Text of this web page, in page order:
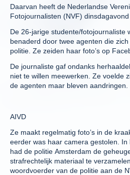
Daarvan heeft de Nederlandse
Fotojournalisten (NVF)
De 26-jarige studente/fotojournaliste
benaderd door twee agenten die
politie. Ze zeiden haar foto’s op
De journaliste gaf ondanks
niet te willen meewerken. Ze voelde
de agenten maar bleven aandringen.
AIVD
Ze maakt regelmatig foto’s in de
eerder was haar camera gestolen.
had de politie Amsterdam de
strafrechtelijk materiaal te
woordvoerder van de politie aan de